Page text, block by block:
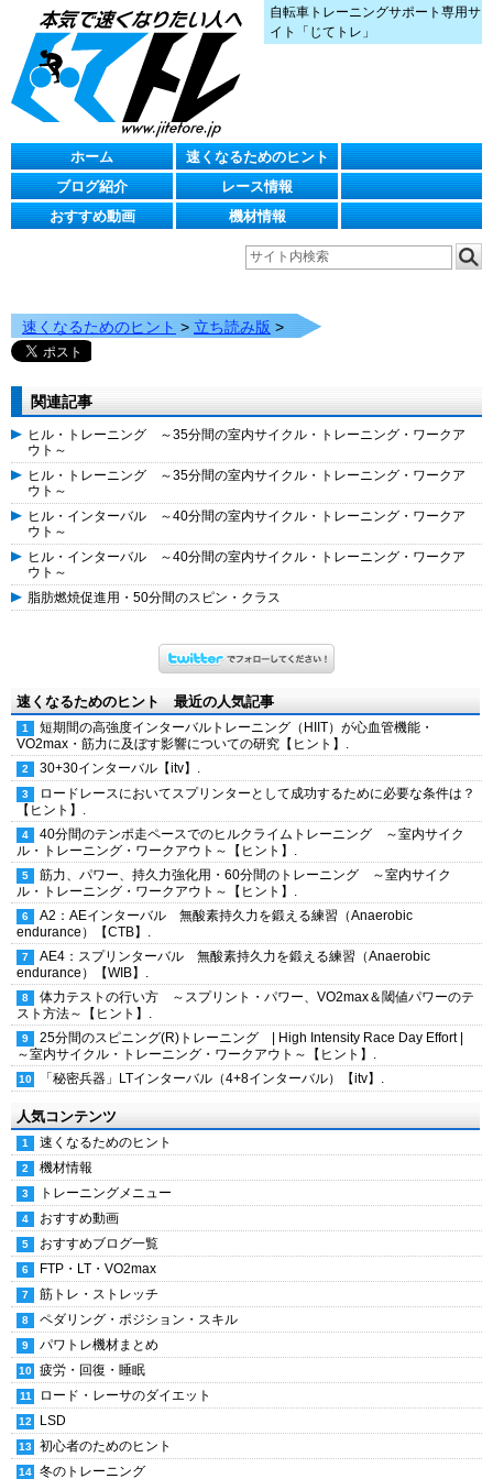
自転車トレーニングサポート専用サ
イト「じてトレ」
ホーム
速くなるためのヒント
ブログ紹介
レース情報
おすすめ動画
機材情報
速くなるためのヒント > 立ち読み版 >
関連記事
ヒル・トレーニング ～35分間の室内サイクル・トレーニング・ワークア
ウト～
ヒル・トレーニング ～35分間の室内サイクル・トレーニング・ワークア
ウト～
ヒル・インターバル ～40分間の室内サイクル・トレーニング・ワークア
ウト～
ヒル・インターバル ～40分間の室内サイクル・トレーニング・ワークア
ウト～
脂肪燃焼促進用・50分間のスピン・クラス
速くなるためのヒント 最近の人気記事
短期間の高強度インターバルトレーニング（HIIT）が心血管機能・
VO2max・筋力に及ぼす影響についての研究【ヒント】.
30+30インターバル【itv】.
ロードレースにおいてスプリンターとして成功するために必要な条件は？
【ヒント】.
40分間のテンポ走ペースでのヒルクライムトレーニング ～室内サイク
ル・トレーニング・ワークアウト～【ヒント】.
筋力、パワー、持久力強化用・60分間のトレーニング ～室内サイク
ル・トレーニング・ワークアウト～【ヒント】.
A2：AEインターバル 無酸素持久力を鍛える練習（Anaerobic
endurance）【CTB】.
AE4：スプリンターバル 無酸素持久力を鍛える練習（Anaerobic
endurance）【WIB】.
体力テストの行い方 ～スプリント・パワー、VO2max＆閾値パワーのテ
スト方法～【ヒント】.
25分間のスピニング(R)トレーニング | High Intensity Race Day Effort |
～室内サイクル・トレーニング・ワークアウト～【ヒント】.
「秘密兵器」LTインターバル（4+8インターバル）【itv】.
人気コンテンツ
速くなるためのヒント
機材情報
トレーニングメニュー
おすすめ動画
おすすめブログ一覧
FTP・LT・VO2max
筋トレ・ストレッチ
ペダリング・ポジション・スキル
パワトレ機材まとめ
疲労・回復・睡眠
ロード・レーサのダイエット
LSD
初心者のためのヒント
冬のトレーニング